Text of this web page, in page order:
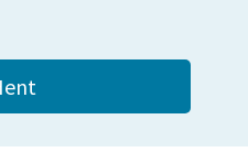
effektiv produktion
produktion – alt, hvad du